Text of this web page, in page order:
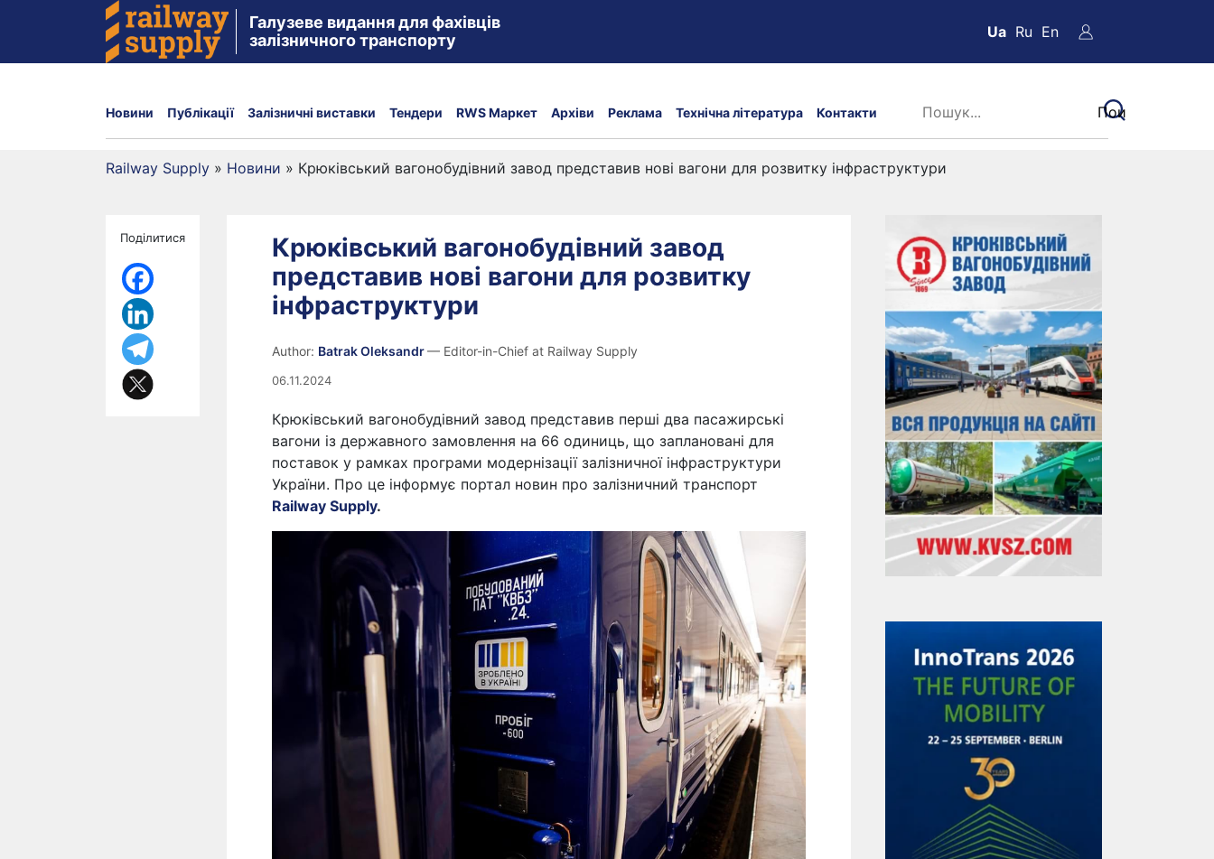
Галузеве видання для фахівців
залізничного транспорту
Ua Ru En
Новини Публікації Залізничні виставки Тендери RWS Маркет Архіви Реклама Технічна література Контакти
Railway Supply » Новини » Крюківський вагонобудівний завод представив нові вагони для розвитку інфраструктури
Поділитися
Крюківський вагонобудівний завод
представив нові вагони для розвитку
інфраструктури
Author: Batrak Oleksandr— Editor-in-Chief at Railway Supply
06.11.2024
Крюківський вагонобудівний завод представив перші два пасажирські
вагони із державного замовлення на 66 одиниць, що заплановані для
поставок у рамках програми модернізації залізничної інфраструктури
України. Про це інформує портал новин про залізничний транспорт
Railway Supply.